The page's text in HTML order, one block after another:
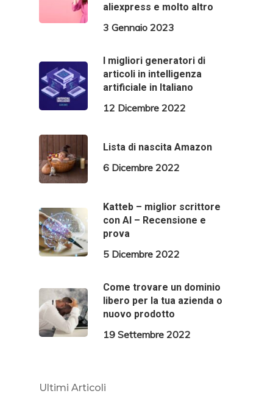
aliexpress e molto altro
3 Gennaio 2023
I migliori generatori di
articoli in intelligenza
artificiale in Italiano
12 Dicembre 2022
Lista di nascita Amazon
6 Dicembre 2022
Katteb – miglior scrittore
con AI – Recensione e
prova
5 Dicembre 2022
Come trovare un dominio
libero per la tua azienda o
nuovo prodotto
19 Settembre 2022
Ultimi Articoli